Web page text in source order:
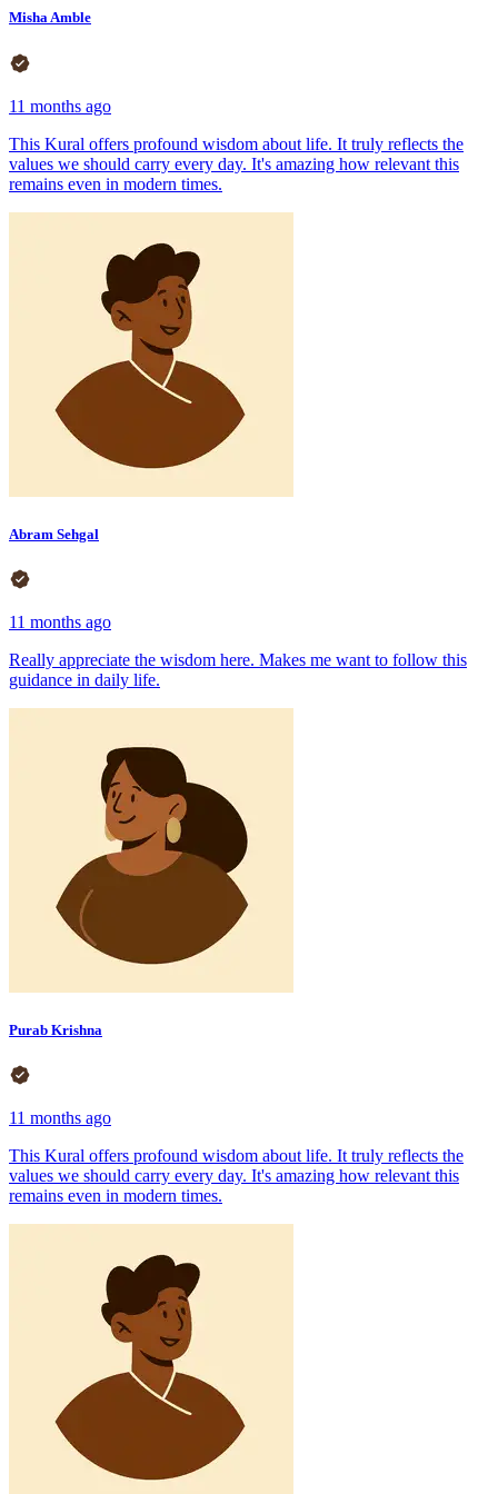
Misha Amble
11 months ago
This Kural offers profound wisdom about life. It truly reflects the
values we should carry every day. It's amazing how relevant this
remains even in modern times.
Abram Sehgal
11 months ago
Really appreciate the wisdom here. Makes me want to follow this
guidance in daily life.
Purab Krishna
11 months ago
This Kural offers profound wisdom about life. It truly reflects the
values we should carry every day. It's amazing how relevant this
remains even in modern times.